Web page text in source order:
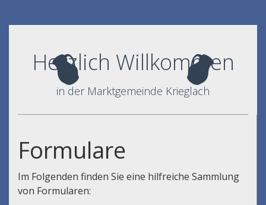
Herzlich Willkommen
in der Marktgemeinde Krieglach
Formulare
Im Folgenden finden Sie eine hilfreiche Sammlung
von Formularen: